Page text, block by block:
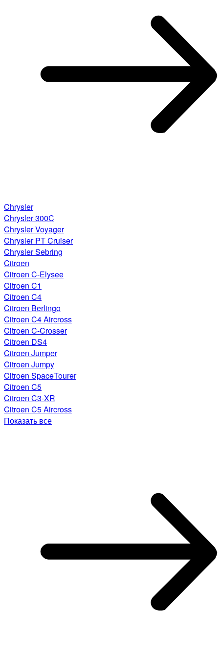
Chrysler
Chrysler 300C
Chrysler Voyager
Chrysler PT Cruiser
Chrysler Sebring
Citroen
Citroen C-Elysee
Citroen C1
Citroen C4
Citroen Berlingo
Citroen C4 Aircross
Citroen C-Crosser
Citroen DS4
Citroen Jumper
Citroen Jumpy
Citroen SpaceTourer
Citroen C5
Citroen C3-XR
Citroen C5 Aircross
Показать все